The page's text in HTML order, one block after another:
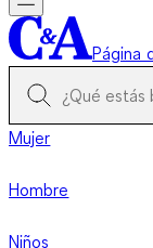
Página
Mujer
Hombre
Niños